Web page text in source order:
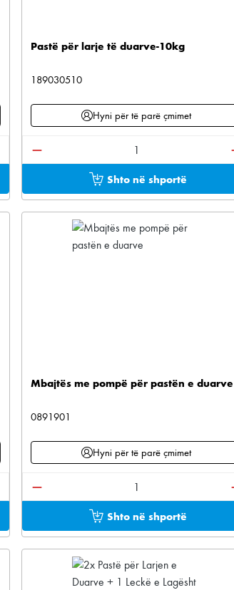
dëshiruar ose përdorni butonat
Pastë për larje të duarve-10kg
189030510
Hyni për të parë çmimet
Sasia e produktit: Shkruani
Shto në shportë
dëshiruar ose përdorni butonat
Mbajtës me pompë për pastën e duarve
0891901
Hyni për të parë çmimet
Sasia e produktit: Shkruani
Shto në shportë